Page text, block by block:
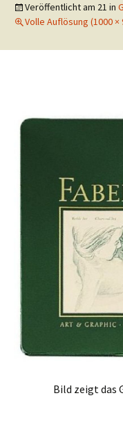
Veröffentlicht am 21 in
Volle Auflösung (1000 ×
Bild zeigt das